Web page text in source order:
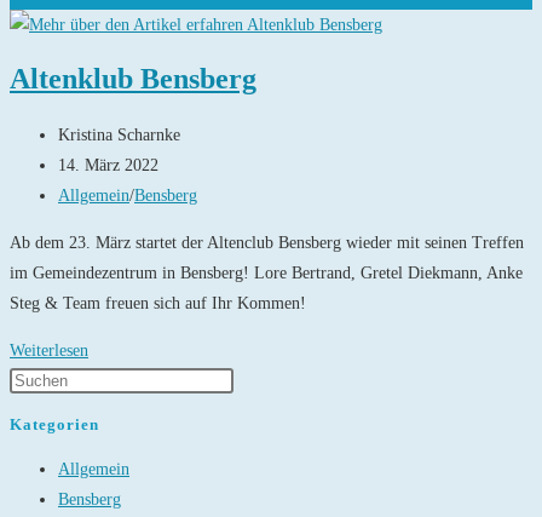
Altenklub Bensberg
Beitrags-
Autor:
Kristina Scharnke
Beitrag
veröffentlicht:
14. März 2022
Beitrags-
Allgemein/Bensberg
Ab dem 23. März startet der Altenclub Bensberg wieder mit seinen Treffen
im Gemeindezentrum in Bensberg! Lore Bertrand, Gretel Diekmann, Anke
Steg & Team freuen sich auf Ihr Kommen!
Weiterlesen
Kategorien
Allgemein
Bensberg